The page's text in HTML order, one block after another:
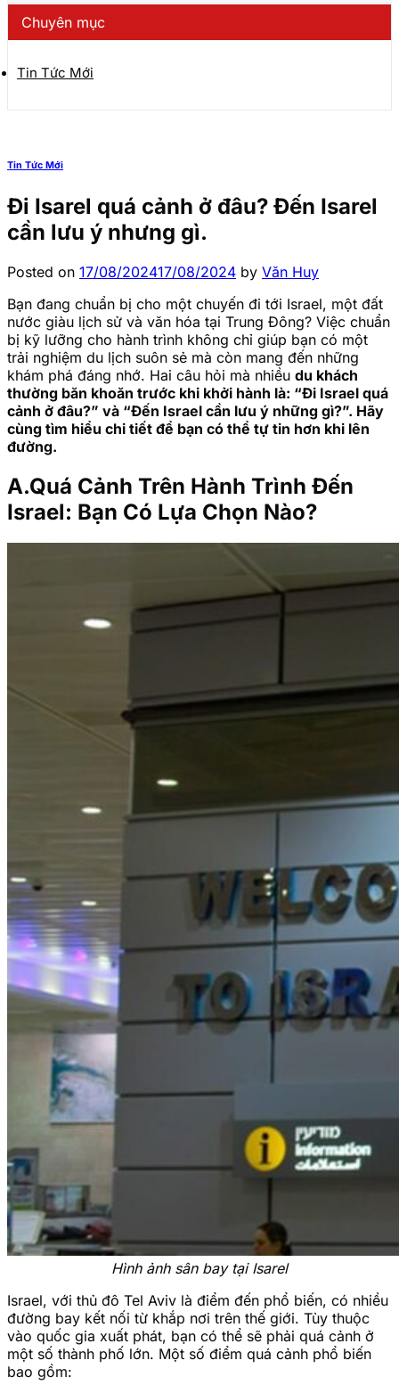
Chuyên mục
Tin Tức Mới
Tin Tức Mới
Đi Isarel quá cảnh ở đâu? Đến Isarel
cần lưu ý nhưng gì.
Posted on 17/08/202417/08/2024 by Văn Huy
Bạn đang chuẩn bị cho một chuyến đi tới Israel, một đất
nước giàu lịch sử và văn hóa tại Trung Đông? Việc chuẩn
bị kỹ lưỡng cho hành trình không chỉ giúp bạn có một
trải nghiệm du lịch suôn sẻ mà còn mang đến những
khám phá đáng nhớ. Hai câu hỏi mà nhiều du khách
thường băn khoăn trước khi khởi hành là: “Đi Israel quá
cảnh ở đâu?” và “Đến Israel cần lưu ý những gì?”. Hãy
cùng tìm hiểu chi tiết để bạn có thể tự tin hơn khi lên
đường.
A.Quá Cảnh Trên Hành Trình Đến
Israel: Bạn Có Lựa Chọn Nào?
Hình ảnh sân bay tại Isarel
Israel, với thủ đô Tel Aviv là điểm đến phổ biến, có nhiều
đường bay kết nối từ khắp nơi trên thế giới. Tùy thuộc
vào quốc gia xuất phát, bạn có thể sẽ phải quá cảnh ở
một số thành phố lớn. Một số điểm quá cảnh phổ biến
bao gồm: